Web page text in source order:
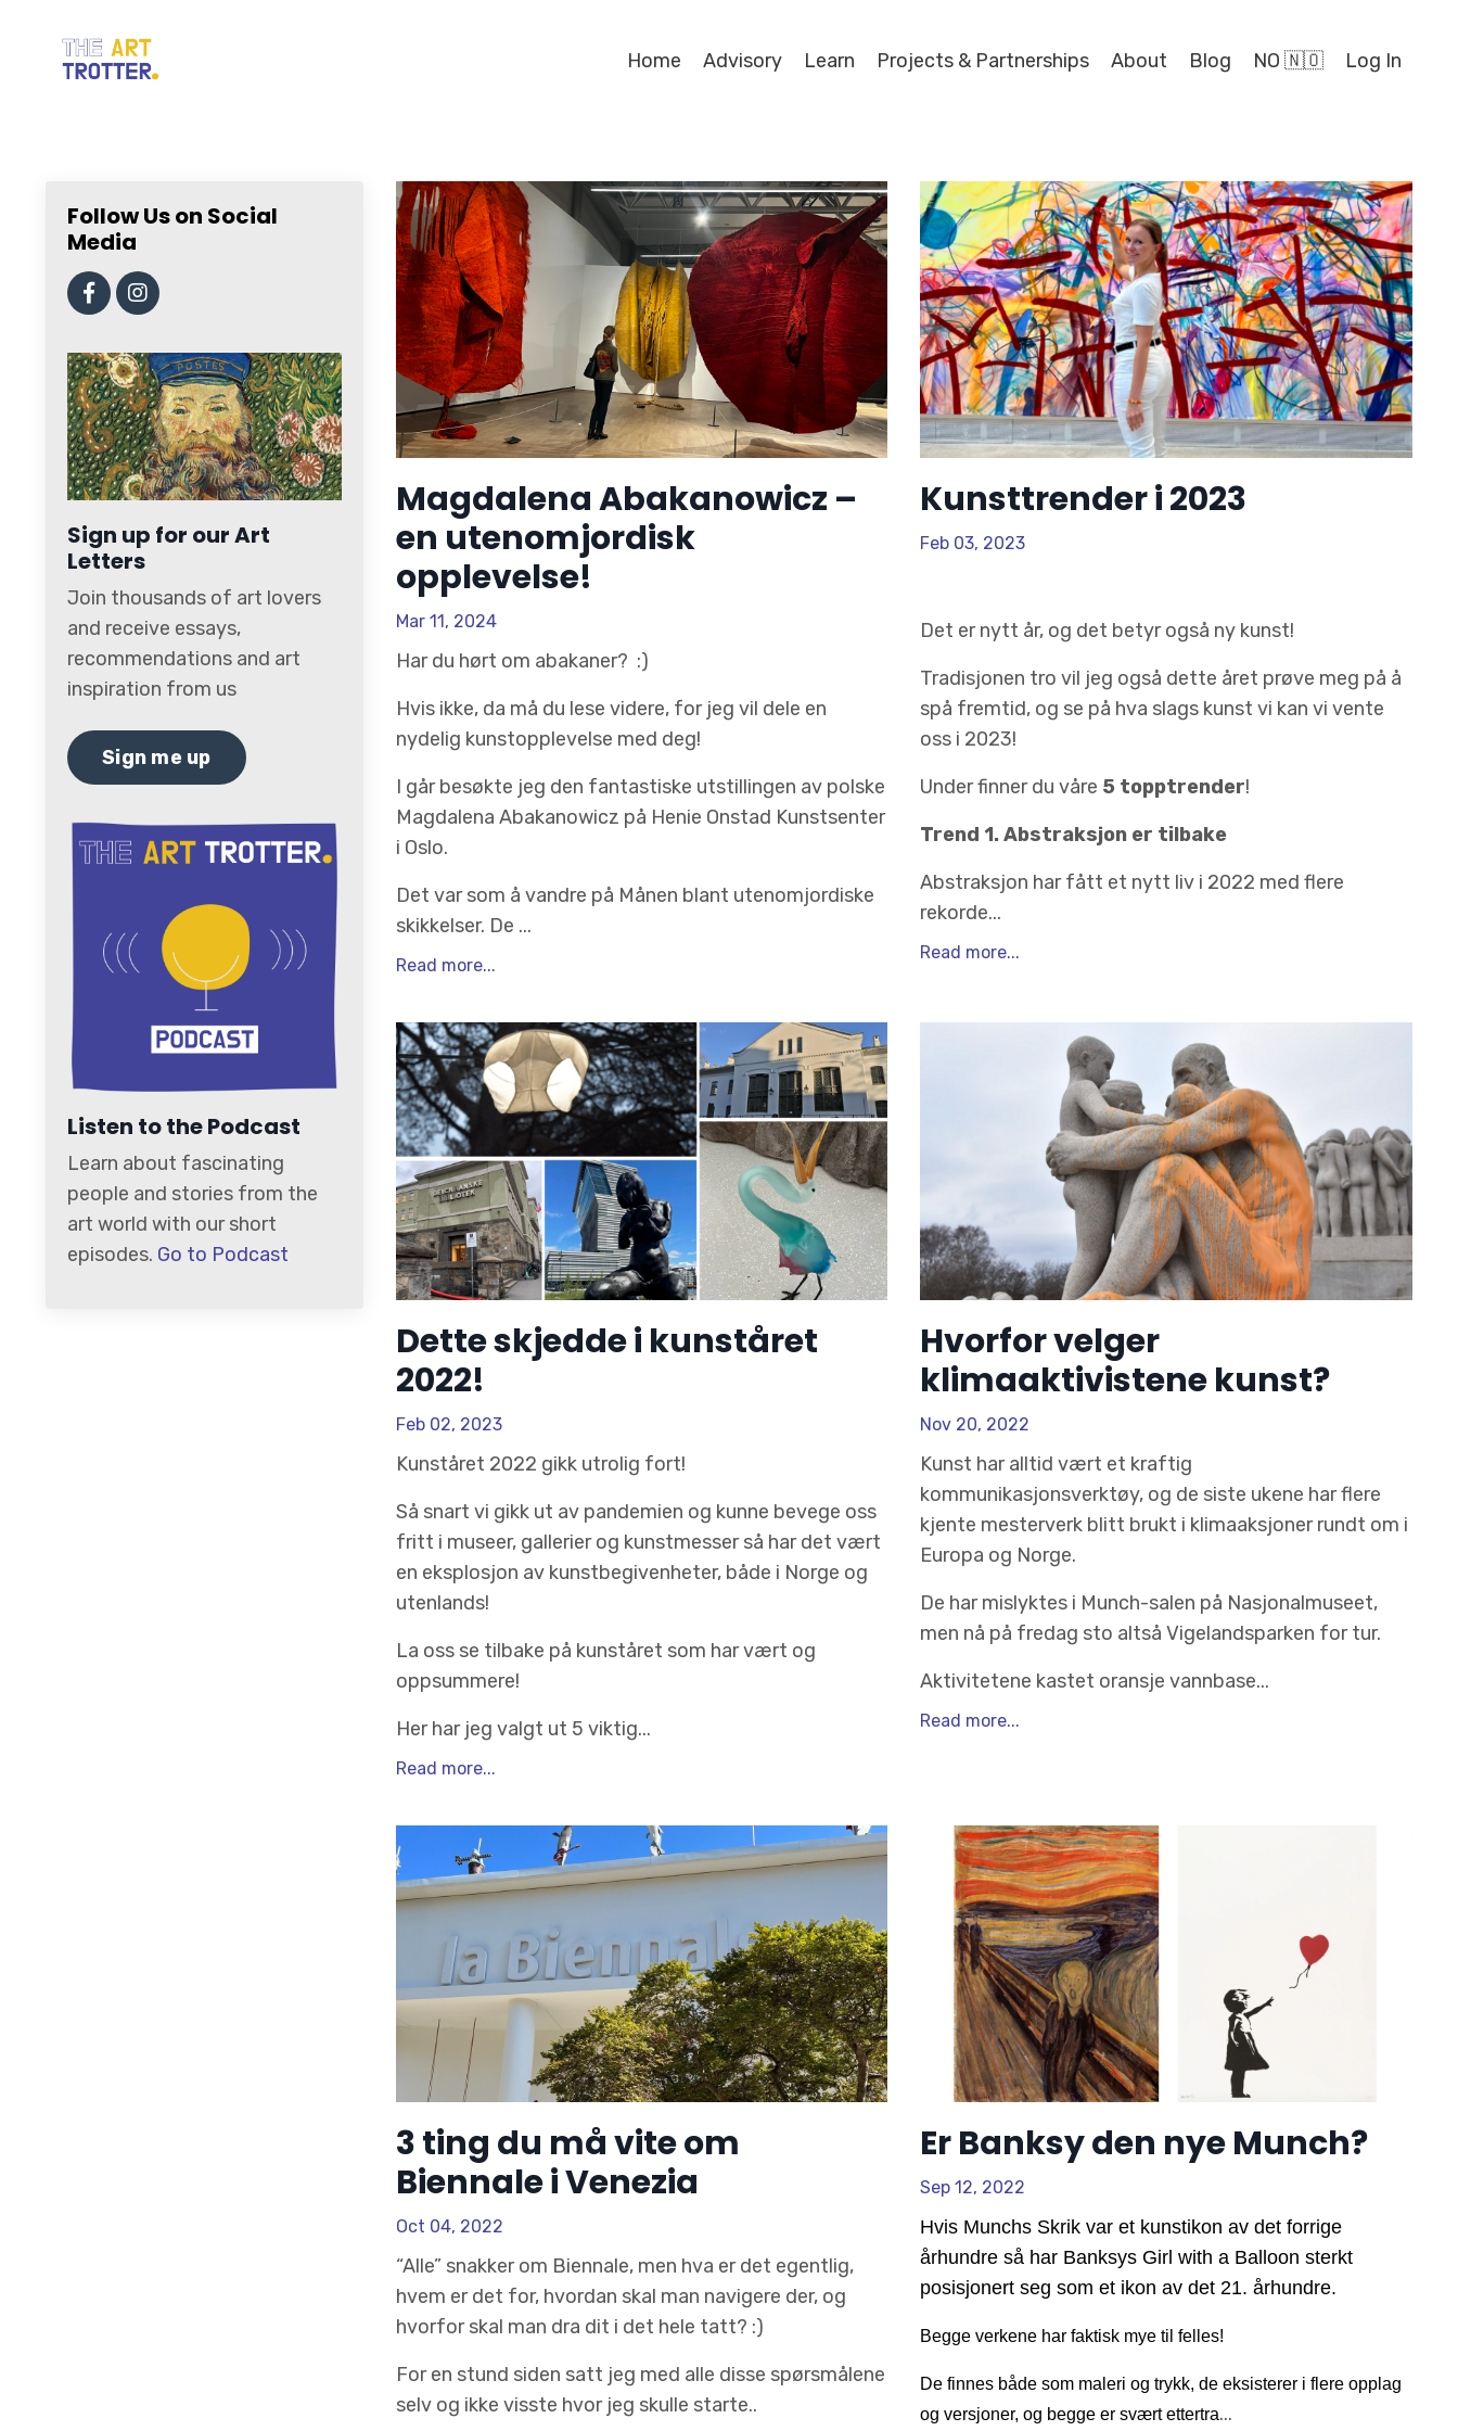
Home Advisory Learn Projects & Partnerships About Blog NO 🇳🇴 Log In
Magdalena Abakanowicz –
en utenomjordisk
opplevelse!
Mar 11, 2024
Har du hørt om abakaner? :)
Hvis ikke, da må du lese videre, for jeg vil dele en
nydelig kunstopplevelse med deg!
I går besøkte jeg den fantastiske utstillingen av polske
Magdalena Abakanowicz på Henie Onstad Kunstsenter
i Oslo.
Det var som å vandre på Månen blant utenomjordiske
skikkelser. De ...
Read more...
Kunsttrender i 2023
Feb 03, 2023
Det er nytt år, og det betyr også ny kunst!
Tradisjonen tro vil jeg også dette året prøve meg på å
spå fremtid, og se på hva slags kunst vi kan vi vente
oss i 2023!
Under finner du våre 5 topptrender!
Trend 1.Abstraksjon er tilbake
Abstraksjon har fått et nytt liv i 2022 med flere
rekorde...
Read more...
Dette skjedde i kunståret
2022!
Feb 02, 2023
Kunståret 2022 gikk utrolig fort!
Så snart vi gikk ut av pandemien og kunne bevege oss
fritt i museer, gallerier og kunstmesser så har det vært
en eksplosjon av kunstbegivenheter, både i Norge og
utenlands!
La oss se tilbake på kunståret som har vært og
oppsummere!
Her har jeg valgt ut 5 viktig...
Read more...
Hvorfor velger
klimaaktivistene kunst?
Nov 20, 2022
Kunst har alltid vært et kraftig
kommunikasjonsverktøy, og de siste ukene har flere
kjente mesterverk blitt brukt i klimaaksjoner rundt om i
Europa og Norge.
De har mislyktes i Munch-salen på Nasjonalmuseet,
men nå på fredag sto altså Vigelandsparken for tur.
Aktivitetene kastet oransje vannbase...
Read more...
3 ting du må vite om
Biennale i Venezia
Oct 04, 2022
“Alle” snakker om Biennale, men hva er det egentlig,
hvem er det for, hvordan skal man navigere der, og
hvorfor skal man dra dit i det hele tatt? :)
For en stund siden satt jeg med alle disse spørsmålene
selv og ikke visste hvor jeg skulle starte..
Er Banksy den nye Munch?
Sep 12, 2022
Hvis Munchs Skrik var et kunstikon av det forrige
århundre så har Banksys Girl with a Balloon sterkt
posisjonert seg som et ikon av det 21. århundre.
Begge verkene har faktisk mye til felles!
De finnes både som maleri og trykk, de eksisterer i flere opplag
og versjoner, og begge er svært ettertra...
Follow Us on Social
Media
Sign up for our Art
Letters
Join thousands of art lovers
and receive essays,
recommendations and art
inspiration from us
Sign me up
Listen to the Podcast
Learn about fascinating
people and stories from the
art world with our short
episodes. Go to Podcast